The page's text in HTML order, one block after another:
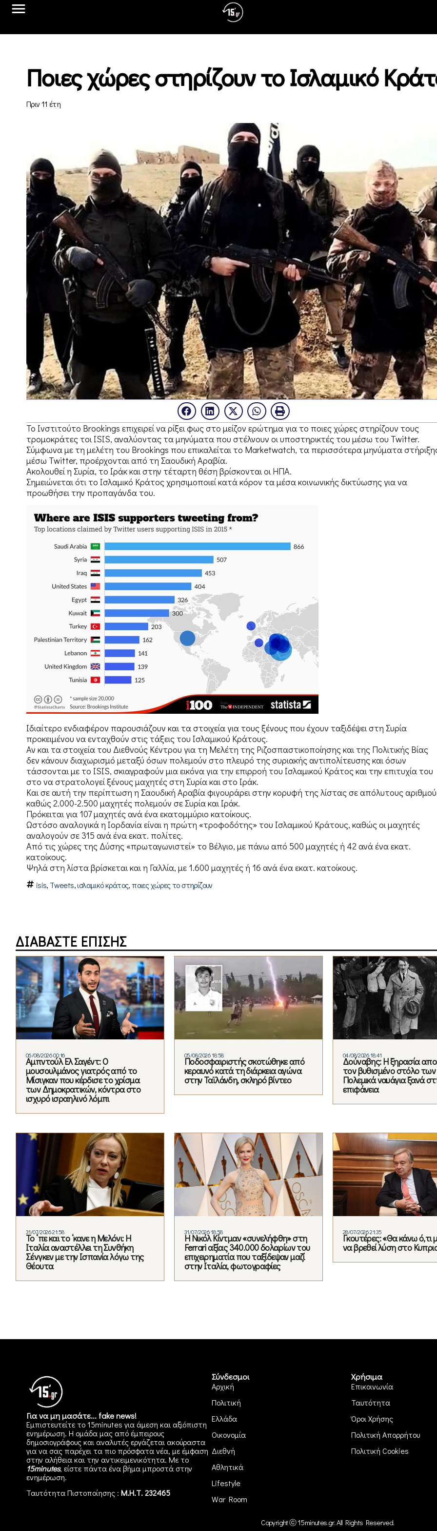
Ποιες χώρες στηρίζουν το Ισλαμικό
Πριν 11 έτη
Το Ινστιτούτο Brookings επιχειρεί να ρίξει φως στο μείζον ερώτημα για το ποιες χώρες στηρίζουν τους
τρομοκράτες τοι ISIS, αναλύοντας τα μηνύματα που στέλνουν οι υποστηρικτές του μέσω του Twitter.
Σύμφωνα με τη μελέτη του Brookings που επικαλείται το Marketwatch, τα περισσότερα μηνύματα
μέσω Twitter, προέρχονται από τη Σαουδική Αραβία.
Ακολουθεί η Συρία, το Ιράκ και στην τέταρτη θέση βρίσκονται οι ΗΠΑ.
Σημειώνεται ότι το Ισλαμικό Κράτος χρησιμοποιεί κατά κόρον τα μέσα κοινωνικής δικτύωσης για να
προωθήσει την προπαγάνδα του.
Ιδιαίτερο ενδιαφέρον παρουσιάζουν και τα στοιχεία για τους ξένους που έχουν ταξιδέψει στη Συρία
προκειμένου να ενταχθούν στις τάξεις του Ισλαμικού Κράτους.
Αν και τα στοιχεία του Διεθνούς Κέντρου για τη Μελέτη της Ριζοσπαστικοποίησης και της Πολιτικής Βίας
δεν κάνουν διαχωρισμό μεταξύ όσων πολεμούν στο πλευρό της συριακής αντιπολίτευσης και όσων
τάσσονται με το ΙSIS, σκιαγραφούν μια εικόνα για την επιρροή του Ισλαμικού Κράτος και την επιτυχία του
στο να στρατολογεί ξένους μαχητές στη Συρία και στο Ιράκ.
Και σε αυτή την περίπτωση η Σαουδική Αραβία φιγουράρει στην κορυφή της λίστας σε απόλυτους
καθώς 2.000-2.500 μαχητές πολεμούν σε Συρία και Ιράκ.
Πρόκειται για 107 μαχητές ανά ένα εκατομμύριο κατοίκους.
Ωστόσο αναλογικά η Ιορδανία είναι η πρώτη «τροφοδότης» του Ισλαμικού Κράτους, καθώς οι μαχητές
αναλογούν σε 315 ανά ένα εκατ. πολίτες.
Από τις χώρες της Δύσης «πρωταγωνιστεί» το Βέλγιο, με πάνω από 500 μαχητές ή 42 ανά ένα εκατ.
κατοίκους.
Ψηλά στη λίστα βρίσκεται και η Γαλλία, με 1.600 μαχητές ή 16 ανά ένα εκατ. κατοίκους.
isis, Tweets,ισλαμικό κράτος, ποιες χώρες το στηρίζουν
ΔΙΑΒΑΣΤΕ ΕΠΙΣΗΣ
06/08/2026 00:16
Αμπντούλ Ελ Σαγέντ: Ο
μουσουλμάνος γιατρός από το
Μίσιγκαν που κέρδισε το χρίσμα
των Δημοκρατικών, κόντρα στο
ισχυρό ισραηλινό λόμπι
05/08/2026 18:58
Ποδοσφαιριστής σκοτώθηκε από
κεραυνό κατά τη διάρκεια αγώνα
στην Ταϊλάνδη, σκληρό βίντεο
04/08/2026 18:41
Δούναβης: Η ξηρασία
τον βυθισμένο στόλο των
Πολεμικά ναυάγια ξανά
επιφάνεια
31/07/2026 21:58
Το ‘πε και το ‘κανε η Μελόνι: Η
Ιταλία αναστέλλει τη Συνθήκη
Σένγκεν με την Ισπανία λόγω της
Θέουτα
31/07/2026 18:58
Η Νικόλ Κίντμαν «συνελήφθη» στη
Ferrari αξίας 340.000 δολαρίων του
επιχειρηματία που ταξίδεψαν μαζί
στην Ιταλία, φωτογραφίες
28/07/2026 21:35
Γκουτέρες: «Θα κάνω ό,τι
να βρεθεί λύση στο
Για να μη μασάτε... fake news!
Εμπιστευτείτε το 15minutes για άμεση και αξιόπιστη
ενημέρωση. Η ομάδα μας από έμπειρους
δημοσιογράφους και αναλυτές εργάζεται ακούραστα
για να σας παρέχει τα πιο πρόσφατα νέα, με έμφαση
στην αλήθεια και την αντικειμενικότητα. Με το
15minutes, είστε πάντα ένα βήμα μπροστά στην
ενημέρωση.
Ταυτότητα Πιστοποίησης : Μ.Η.Τ. 232465
Σύνδεσμοι
Αρχική
Πολιτική
Ελλάδα
Οικονομία
Διεθνή
Αθλητικά
Lifestyle
War Room
Χρήσιμα
Επικοινωνία
Ταυτότητα
Όροι Χρήσης
Πολιτική Απορρήτου
Πολιτική Cookies
Copyright ⓒ 15minutes.gr. All Rights Reserved.